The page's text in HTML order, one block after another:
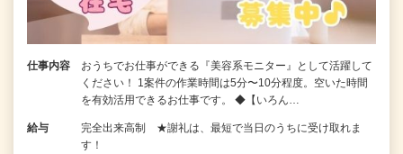
仕事内容
おうちでお仕事ができる『美容系モニター』として活躍して
ください！ 1案件の作業時間は5分〜10分程度。空いた時間
を有効活用できるお仕事です。 ◆【いろん…
給与
完全出来高制 ★謝礼は、最短で当日のうちに受け取れま
す！